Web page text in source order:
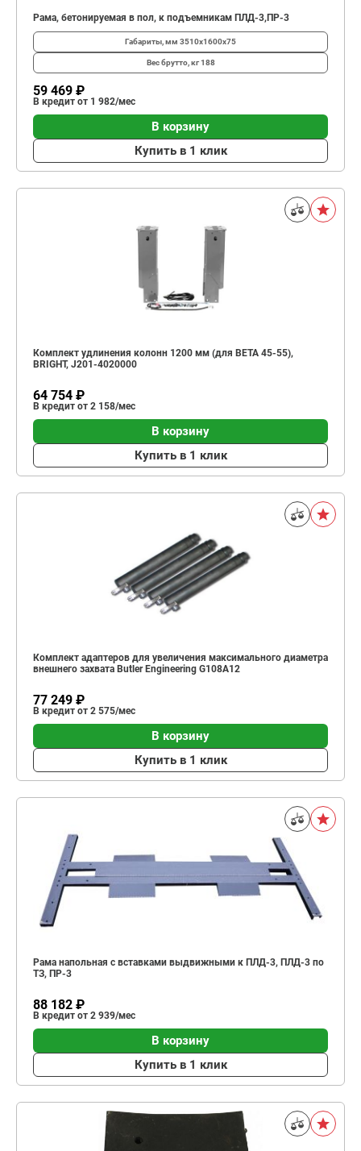
Рама, бетонируемая в пол, к подъемникам ПЛД-3,ПР-3
Габариты, мм 3510х1600х75
Вес брутто, кг188
59 469 ₽
В кредит от 1 982/мес
В корзину
Купить в 1 клик
Комплект удлинения колонн 1200 мм (для BETA 45-55),
BRIGHT, J201-4020000
64 754 ₽
В кредит от 2 158/мес
В корзину
Купить в 1 клик
Комплект адаптеров для увеличения максимального диаметра
внешнего захвата Butler Engineering G108A12
77 249 ₽
В кредит от 2 575/мес
В корзину
Купить в 1 клик
Рама напольная с вставками выдвижными к ПЛД-3, ПЛД-3 по
ТЗ, ПР-3
88 182 ₽
В кредит от 2 939/мес
В корзину
Купить в 1 клик